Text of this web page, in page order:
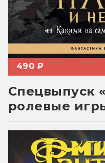
490 ₽
Спецвыпуск
ролевые